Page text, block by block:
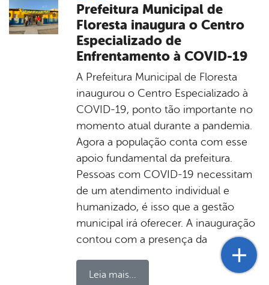
Prefeitura Municipal de
Floresta inaugura o Centro
Especializado de
Enfrentamento à COVID-19
A Prefeitura Municipal de Floresta
inaugurou o Centro Especializado à
COVID-19, ponto tão importante no
momento atual durante a pandemia.
Agora a população conta com esse
apoio fundamental da prefeitura.
Pessoas com COVID-19 necessitam
de um atendimento individual e
humanizado, é isso que a gestão
municipal irá oferecer. A inauguração
contou com a presença da
Leia mais...